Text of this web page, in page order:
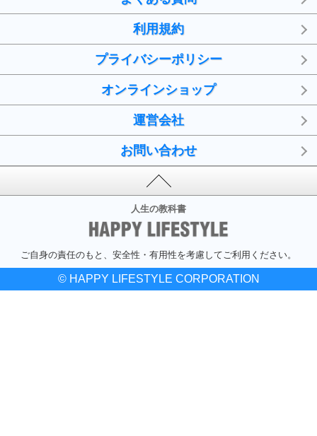
利用規約
プライバシーポリシー
オンラインショップ
運営会社
お問い合わせ
人生の教科書
ご自身の責任のもと、安全性・有用性を考慮してご利用ください。
© HAPPY LIFESTYLE CORPORATION